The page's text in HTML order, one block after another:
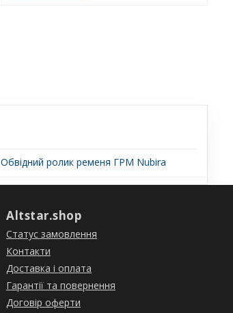
Обвідний ролик ременя ГРМ Nubira
Altstar.shop
Статус замовлення
Контакти
Доставка і оплата
Гарантії та повернення
Договір оферти